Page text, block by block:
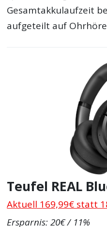
Gesamtakkulaufzeit
aufgeteilt auf
Teufel REAL
Aktuell 169,99€ statt
Ersparnis: 20€ / 11%